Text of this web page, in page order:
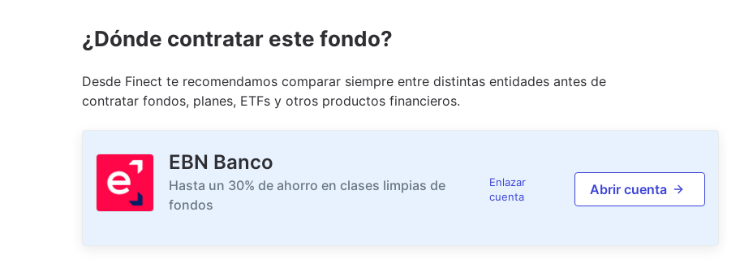
¿Dónde contratar este fondo?
Desde Finect te recomendamos comparar siempre entre distintas entidades antes de
contratar fondos, planes, ETFs y otros productos financieros.
EBN Banco
Hasta un 30% de ahorro en clases limpias de
fondos
Enlazar
cuenta
Abrir cuenta